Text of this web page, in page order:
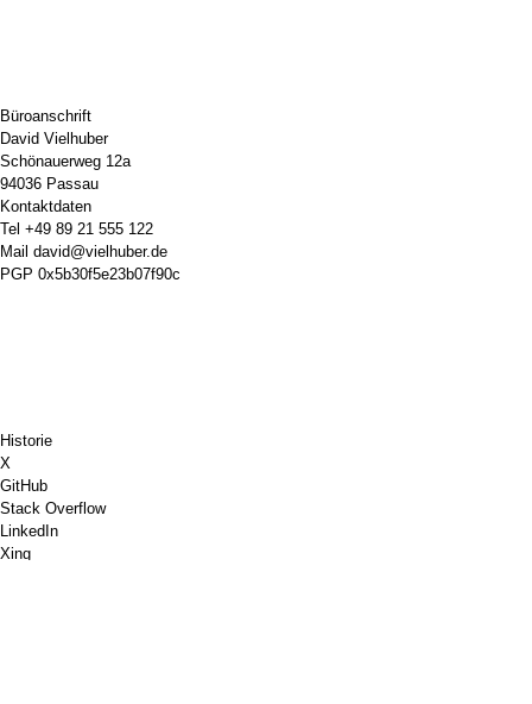
Büroanschrift
David Vielhuber
Schönauerweg 12a
94036 Passau
Kontaktdaten
Tel +49 89 21 555 122
Mail david@vielhuber.de
PGP 0x5b30f5e23b07f90c
Historie
X
GitHub
Stack Overflow
LinkedIn
Xing